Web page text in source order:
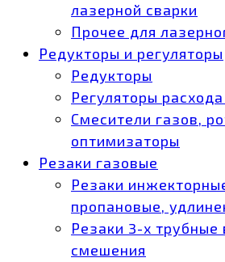
лазерной сварки
Прочее для
Редукторы и регуляторы
Редукторы
Регуляторы
Смесители газов,
оптимизаторы
Резаки газовые
Резаки
пропановые,
Резаки 3-х трубные
смешения